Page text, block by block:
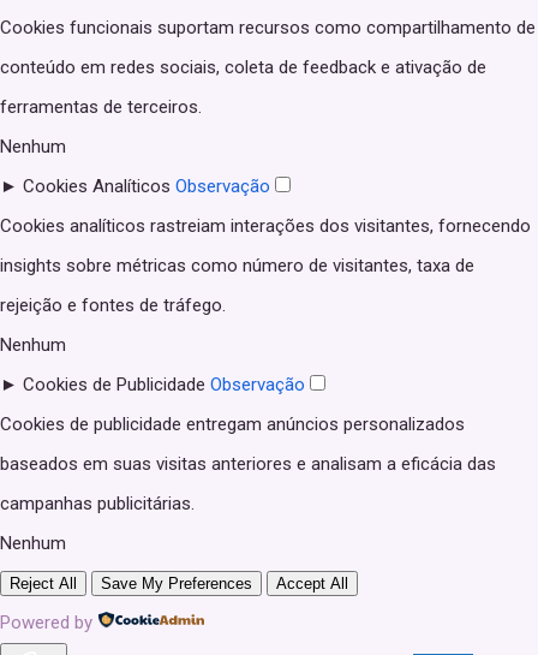
Cookies funcionais suportam recursos como compartilhamento de
conteúdo em redes sociais, coleta de feedback e ativação de
ferramentas de terceiros.
Nenhum
► Cookies Analíticos Observação
Cookies analíticos rastreiam interações dos visitantes, fornecendo
insights sobre métricas como número de visitantes, taxa de
rejeição e fontes de tráfego.
Nenhum
► Cookies de Publicidade Observação
Cookies de publicidade entregam anúncios personalizados
baseados em suas visitas anteriores e analisam a eficácia das
campanhas publicitárias.
Nenhum
Reject All Save My Preferences Accept All
Powered by